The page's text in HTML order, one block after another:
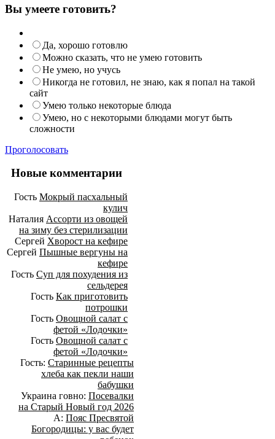
Вы умеете готовить?
Да, хорошо готовлю
Можно сказать, что не умею готовить
Не умею, но учусь
Никогда не готовил, не знаю, как я попал на такой
сайт
Умею только некоторые блюда
Умею, но с некоторыми блюдами могут быть
сложности
Проголосовать
Новые комментарии
Гость Мокрый пасхальный
кулич
Наталия Ассорти из овощей
на зиму без стерилизации
Сергей Хворост на кефире
Сергей Пышные вергуны на
кефире
Гость Суп для похудения из
сельдерея
Гость Как приготовить
потрошки
Гость Овощной салат с
фетой «Лодочки»
Гость Овощной салат с
фетой «Лодочки»
Гость: Старинные рецепты
хлеба как пекли наши
бабушки
Украина говно: Посевалки
на Старый Новый год 2026
А: Пояс Пресвятой
Богородицы: у вас будет